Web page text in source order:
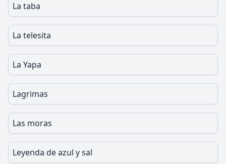
La taba
La telesita
La Yapa
Lagrimas
Las moras
Leyenda de azul y sal